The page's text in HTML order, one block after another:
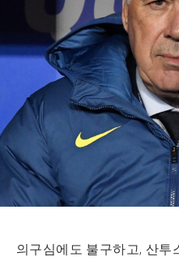
의구심에도 불구하고, 산